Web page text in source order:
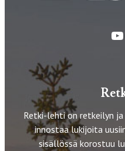
Retki-lehti on retkeilyn
innostaa lukijoita
sisällössä korostuu